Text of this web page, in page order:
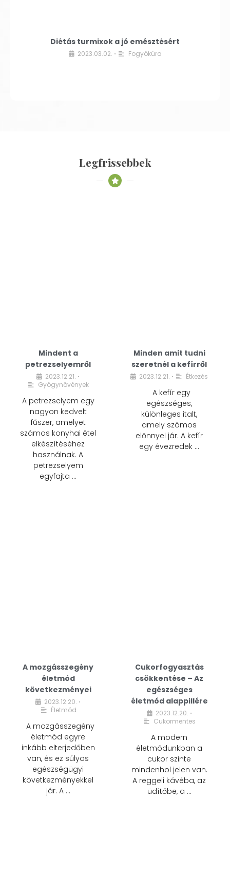
Diétás turmixok a jó emésztésért
2023.03.02. • Fogyókúra
Legfrissebbek
Mindent a
petrezselyemről
2023.12.21. •
Gyógynövények
A petrezselyem egy
nagyon kedvelt
fűszer, amelyet
számos konyhai étel
elkészítéséhez
használnak. A
petrezselyem
egyfajta …
Minden amit tudni
szeretnél a kefírről
2023.12.21. • Étkezés
A kefír egy
egészséges,
különleges italt,
amely számos
előnnyel jár. A kefír
egy évezredek …
A mozgásszegény
életmód
következményei
2023.12.20. •
Életmód
A mozgásszegény
életmód egyre
inkább elterjedőben
van, és ez súlyos
egészségügyi
következményekkel
jár. A …
Cukorfogyasztás
csökkentése – Az
egészséges
életmód alappillére
2023.12.20. •
Cukormentes
A modern
életmódunkban a
cukor szinte
mindenhol jelen van.
A reggeli kávéba, az
üdítőbe, a …